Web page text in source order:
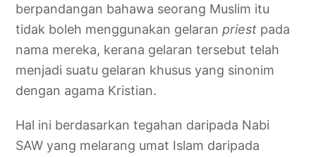
berpandangan bahawa seorang Muslim itu
tidak boleh menggunakan gelaranpriest pada
nama mereka, kerana gelaran tersebut telah
menjadi suatu gelaran khusus yang sinonim
dengan agama Kristian.
Hal ini berdasarkan tegahan daripada Nabi
SAW yang melarang umat Islam daripada